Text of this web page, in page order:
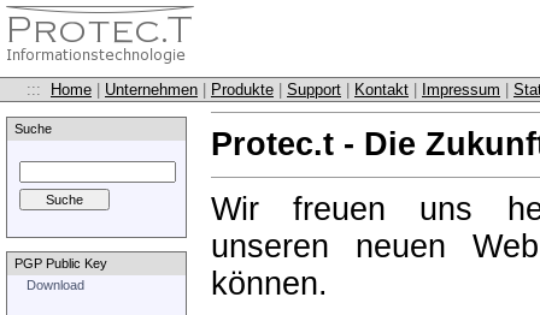
::: Home Unternehmen Produkte Support Kontakt Impressum
Suche
PGP Public Key
Download
Protec.t - Die
Wir freuen uns
unseren neuen
können.